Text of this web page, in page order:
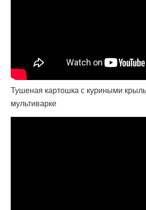
Тушеная картошка с куриными
мультиварке